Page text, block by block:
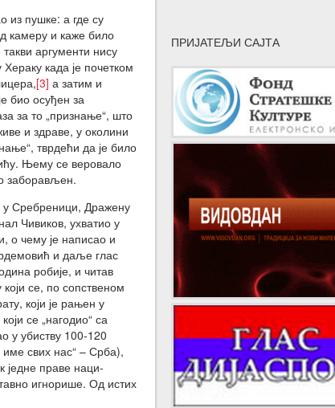
из пушке: а где су
камеру и каже било
аргументи нису
када је почетком
[3] а затим и
био осуђен за
за то „признање“, што
и здраве, у околини
тврдећи да је било
Њему се веровало
заборављен.
у Сребреници, Дражену
Чивиков, ухватио у
о чему је написао и
и даље глас
робије, и читав
се, по сопственом
који је рањен у
који се „нагодио“ са
у убиству 100-120
име свих нас“ – Срба),
једне праве наци-
игнорише. Од истих
ПРИЈАТЕЉИ САЈТА